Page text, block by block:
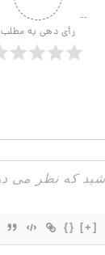
رأی دهی به مطلب
{} [+]